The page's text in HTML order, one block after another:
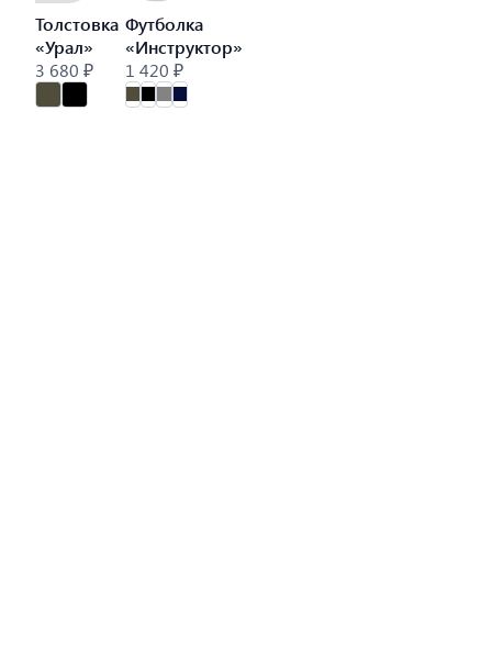
Толстовка
«Урал»
3 680 ₽
Футболка
«Инструктор»
1 420 ₽